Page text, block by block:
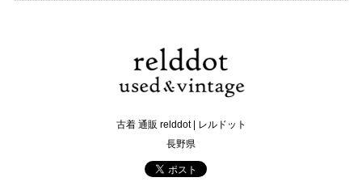
古着 通販 relddot | レルドット
長野県